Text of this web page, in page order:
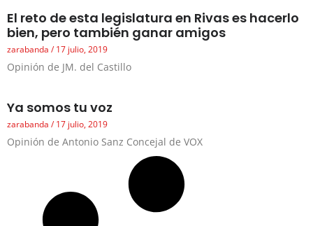
El reto de esta legislatura en Rivas es hacerlo
bien, pero también ganar amigos
zarabanda 17 julio, 2019
Opinión de JM. del Castillo
Ya somos tu voz
zarabanda 17 julio, 2019
Opinión de Antonio Sanz Concejal de VOX